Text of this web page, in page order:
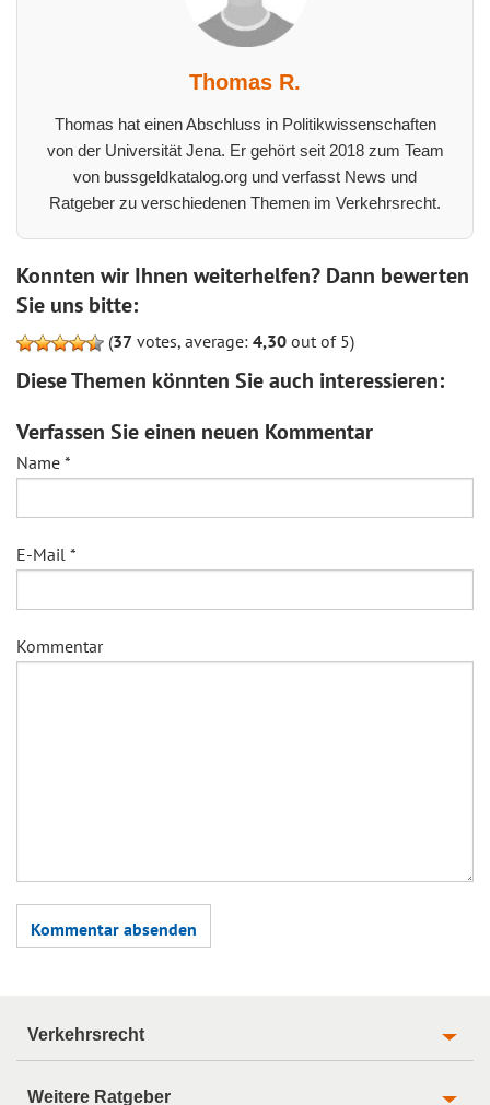
Thomas R.
Thomas hat einen Abschluss in Politikwissenschaften
von der Universität Jena. Er gehört seit 2018 zum Team
von bussgeldkatalog.org und verfasst News und
Ratgeber zu verschiedenen Themen im Verkehrsrecht.
Konnten wir Ihnen weiterhelfen? Dann bewerten
Sie uns bitte:
(37 votes, average: 4,30 out of 5)
Diese Themen könnten Sie auch interessieren:
Verfassen Sie einen neuen Kommentar
Name *
E-Mail *
Kommentar
Verkehrsrecht
Weitere Ratgeber